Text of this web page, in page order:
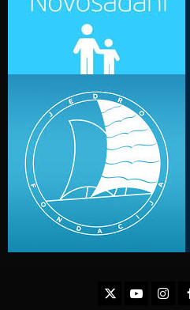
TwitterYoutube